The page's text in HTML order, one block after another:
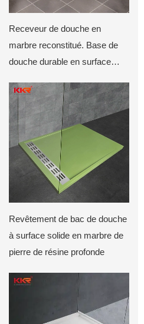
Receveur de douche en
marbre reconstitué. Base de
douche durable en surface
antidérapant. Dimensions sur
mesure disponibles.
Revêtement de bac de douche
à surface solide en marbre de
pierre de résine profonde